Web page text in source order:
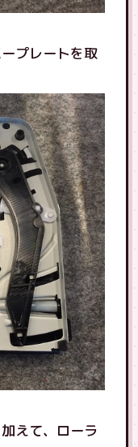
プレートを取
えて、ローラ